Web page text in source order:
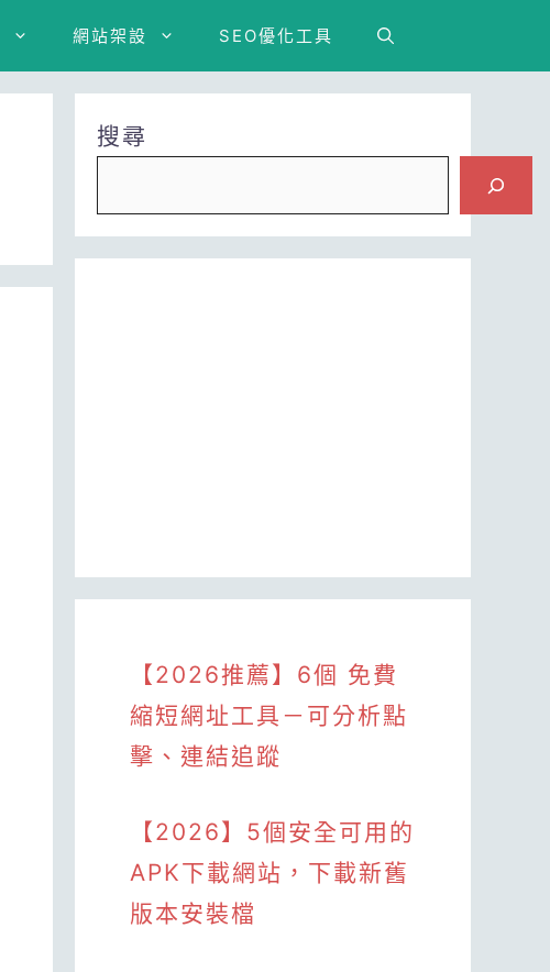
網站架設 SEO優化工具
搜尋
【2026推薦】6個 免費
縮短網址工具－可分析點
擊、連結追蹤
【2026】5個安全可用的
APK下載網站，下載新舊
版本安裝檔